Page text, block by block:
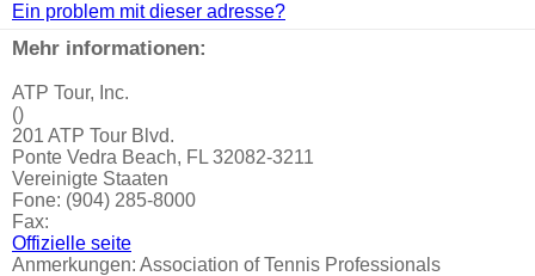
Ein problem mit dieser adresse?
Mehr informationen:
ATP Tour, Inc.
()
201 ATP Tour Blvd.
Ponte Vedra Beach, FL 32082-3211
Vereinigte Staaten
Fone: (904) 285-8000
Fax:
Offizielle seite
Anmerkungen: Association of Tennis Professionals